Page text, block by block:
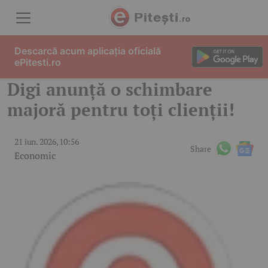
Digi anunță o schimbare
majoră pentru toți clienții!
21 iun. 2026, 10:56
Economic
Share
Descarcă acum aplicația oficială
ePitesti.ro